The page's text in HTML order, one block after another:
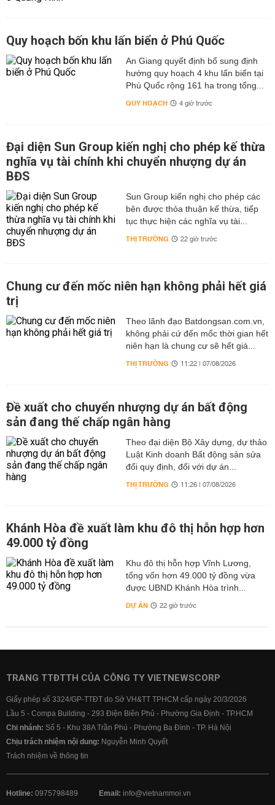
Quy hoạch bốn khu lấn biển ở Phú Quốc
An Giang quyết định bổ sung định
hướng quy hoạch 4 khu lấn biển tại
Phú Quốc rộng 161 ha trong tổng...
QUY HOẠCH 4 giờ trước
Đại diện Sun Group kiến nghị cho phép kế thừa
nghĩa vụ tài chính khi chuyển nhượng dự án
BĐS
Sun Group kiến nghị cho phép các
bên được thỏa thuận kế thừa, tiếp
tục thực hiện các nghĩa vụ tài...
THỊ TRƯỜNG 22 giờ trước
Chung cư đến mốc niên hạn không phải hết giá
trị
Theo lãnh đạo Batdongsan.com.vn,
không phải cứ đến mốc thời gian hết
niên hạn là chung cư sẽ hết giá...
THỊ TRƯỜNG 11:22 | 07/08/2026
Đề xuất cho chuyển nhượng dự án bất động
sản đang thế chấp ngân hàng
Theo đại diện Bộ Xây dựng, dự thảo
Luật Kinh doanh Bất động sản sửa
đổi quy định, đối với dự án...
THỊ TRƯỜNG 11:26 | 07/08/2026
Khánh Hòa đề xuất làm khu đô thị hỗn hợp hơn
49.000 tỷ đồng
Khu đô thị hỗn hợp Vĩnh Lương,
tổng vốn hơn 49.000 tỷ đồng vừa
được UBND Khánh Hòa trình...
DỰ ÁN 22 giờ trước
TRANG TTĐTTH CỦA CÔNG TY VIETNEWSCORP
Giấy phép số 3324/GP-TTĐT do Sở VH&TT TPHCM cấp ngày 20/3/2026
Lầu 5 - Compa Building - 293 Điện Biên Phủ - Phường Gia Định - TP.HCM
Chi nhánh: Số 5 - Khu 38A Trần Phú - Phường Ba Đình - TP. Hà Nội
Chịu trách nhiệm nội dung: Nguyễn Minh Quyết
Trách nhiệm về thông tin
Hotline: 0975798489 Email: info@vietnammoi.vn